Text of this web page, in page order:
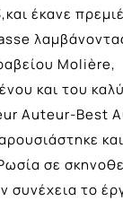
έκανε
Molière,
και του
Auteur-Best
σε
συνέχεια το